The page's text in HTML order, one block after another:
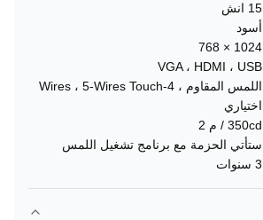
15 انش
أسود
1024 × 768
VGA ، HDMI ، USB
اللمس المقاوم ، 4-Wires ، 5-Wires Touch
اختياري
350cd / م 2
ستأتي الحزمة مع برنامج تشغيل اللمس
3 سنوات